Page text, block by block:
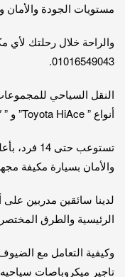
مستويات الجودة والأمان
والراحة خلال رحلتك
01016549043.
النقل السياحي
أنواع ” Toyota HiAce” و ” Hyundai Van H1″
تستوعب
والأمان بسيارة مكيفة
لدينا سائقين مدربين
الرئيسية والطرق
وكيفية التعامل مع
تاجير ميكروباصات سياحيه